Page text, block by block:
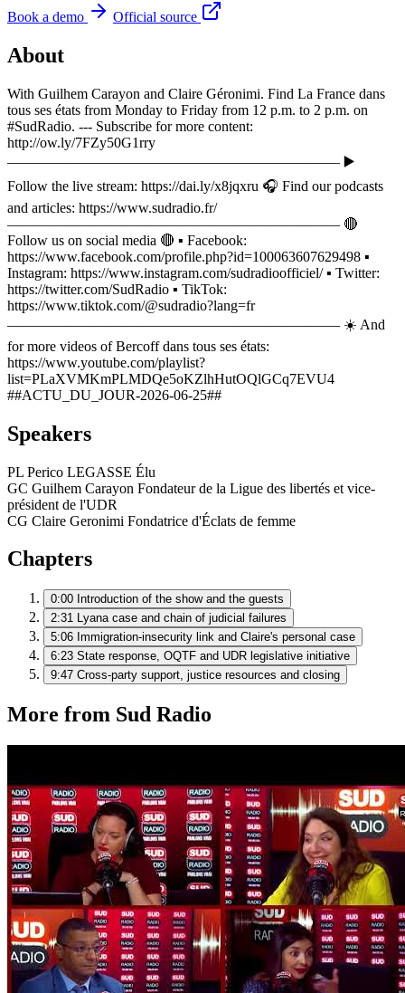
Book a demo
Official source
About
With Guilhem Carayon and Claire Géronimi. Find La France dans
tous ses états from Monday to Friday from 12 p.m. to 2 p.m. on
#SudRadio. --- Subscribe for more content:
http://ow.ly/7FZy50G1rry
——————————————————————— ▶️
Follow the live stream: https://dai.ly/x8jqxru 🎧 Find our podcasts
and articles: https://www.sudradio.fr/
——————————————————————— 🔴
Follow us on social media 🔴 ▪️ Facebook:
https://www.facebook.com/profile.php?id=100063607629498 ▪️
Instagram: https://www.instagram.com/sudradioofficiel/ ▪️ Twitter:
https://twitter.com/SudRadio ▪️ TikTok:
https://www.tiktok.com/@sudradio?lang=fr
——————————————————————— ☀️ And
for more videos of Bercoff dans tous ses états:
https://www.youtube.com/playlist?
list=PLaXVMKmPLMDQe5oKZlhHutOQlGCq7EVU4
##ACTU_DU_JOUR-2026-06-25##
Speakers
PL Perico LEGASSE Élu
GC Guilhem Carayon Fondateur de la Ligue des libertés et vice-
président de l'UDR
CG Claire Geronimi Fondatrice d'Éclats de femme
Chapters
0:00 Introduction of the show and the guests
2:31 Lyana case and chain of judicial failures
5:06 Immigration-insecurity link and Claire's personal case
6:23 State response, OQTF and UDR legislative initiative
9:47 Cross-party support, justice resources and closing
More from Sud Radio